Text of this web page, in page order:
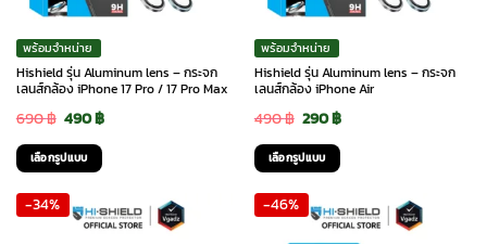
พร้อมจำหน่าย
Hishield รุ่น Aluminum lens – กระจก
เลนส์กล้อง iPhone 17 Pro / 17 Pro Max
690฿ Original
price
was:
690 ฿.
490฿Current
490 ฿.
เลือกรูปแบบ
product
พร้อมจำหน่าย
Hishield รุ่น Aluminum lens – กระจก
เลนส์กล้อง iPhone Air
490฿ Original
price
was:
490 ฿.
290฿Current
290 ฿.
เลือกรูปแบบ
product
-34% -46%